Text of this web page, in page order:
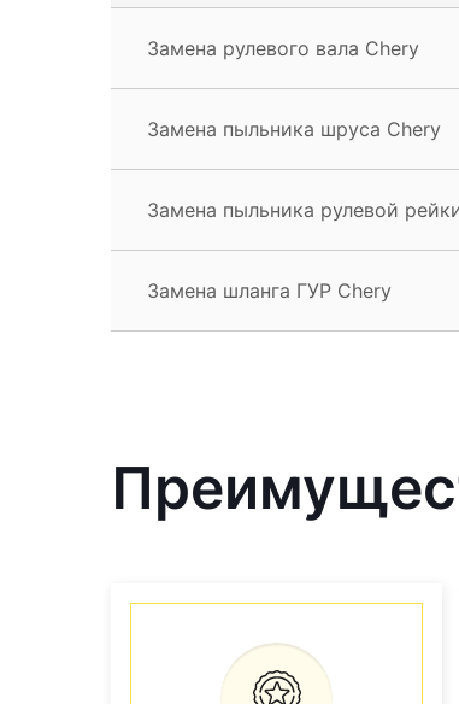
Замена рулевого вала Chery
Замена пыльника шруса Chery
Замена пыльника рулевой
Замена шланга ГУР Chery